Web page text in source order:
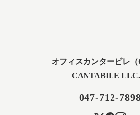
オフィスカンタービレ
CANTABILE LLC.
047-712-7898